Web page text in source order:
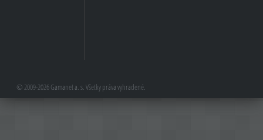
© 2009-2026 Gamanet a. s. Všetky práva vyhradené.